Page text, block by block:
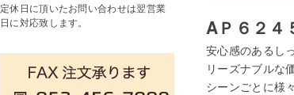
AＰ６２
安心感のあるし
リーズナブルな
シーンごとに様
定休日に頂いたお問い合わせは翌営業
日に対応致します。